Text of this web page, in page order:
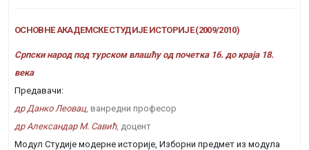
ОСНОВНЕ АКАДЕМСКЕ СТУДИЈЕ ИСТОРИЈЕ (2009/2010)
Српски народ под турском влашћу од почетка 16. до краја 18.
века
Предавачи:
др Данко Леовац, ванредни професор
др Александар М. Савић, доцент
Модул Студије модерне историје, Изборни предмет из модула